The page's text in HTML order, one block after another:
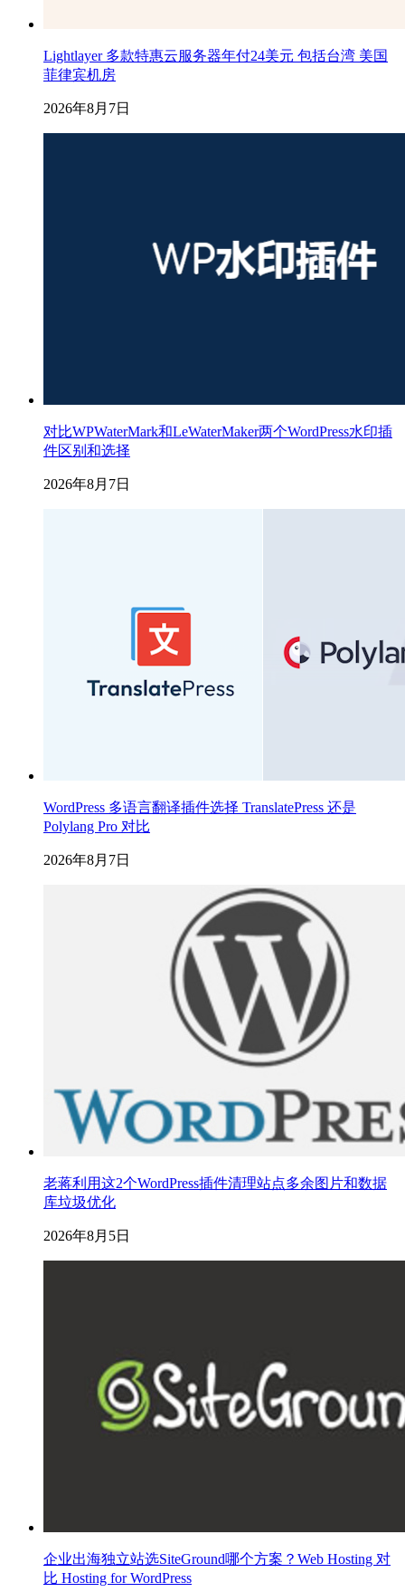
Lightlayer 多款特惠云服务器年付24美元 包括台湾 美国
菲律宾机房
2026年8月7日
对比WPWaterMark和LeWaterMaker两个WordPress水印插
件区别和选择
2026年8月7日
WordPress 多语言翻译插件选择 TranslatePress 还是
Polylang Pro 对比
2026年8月7日
老蒋利用这2个WordPress插件清理站点多余图片和数据
库垃圾优化
2026年8月5日
企业出海独立站选SiteGround哪个方案？Web Hosting 对
比 Hosting for WordPress